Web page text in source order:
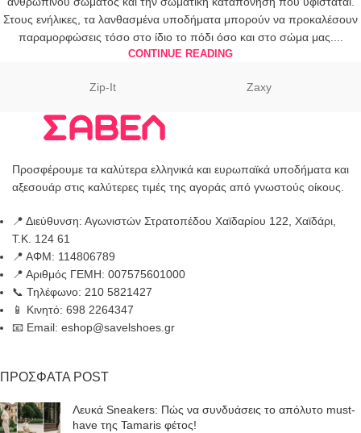
Στους ενήλικες, τα λανθασμένα υποδήματα μπορούν να προκαλέσουν
παραμορφώσεις τόσο στο ίδιο το πόδι όσο και στο σώμα μας....
CONTINUE READING
Zip-It Zaxy
Προσφέρουμε τα καλύτερα ελληνικά και ευρωπαϊκά υποδήματα και
αξεσουάρ στις καλύτερες τιμές της αγοράς από γνωστούς οίκους.
📍 Διεύθυνση: Αγωνιστών Στρατοπέδου Χαϊδαρίου 122, Χαϊδάρι,
Τ.Κ. 124 61
📍 ΑΦΜ: 114806789
📍 Αριθμός ΓΕΜΗ: 007575601000
📞 Τηλέφωνο: 210 5821427
📱 Κινητό: 698 2264347
📧 Email: eshop@savelshoes.gr
ΠΡΟΣΦΑΤΑ POST
Λευκά Sneakers: Πώς να συνδυάσεις το απόλυτο must-
have της Tamaris φέτος!